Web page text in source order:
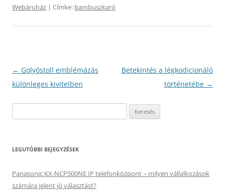
Webáruház | Címke: bambuszkaró
Bejegyzés
navigáció
← Golyóstoll emblémázás
különleges kivitelben
Betekintés a légkodicionáló
történetébe →
LEGUTÓBBI BEJEGYZÉSEK
Panasonic KX-NCP500NE IP telefonközpont – milyen vállalkozások
számára jelent jó választást?